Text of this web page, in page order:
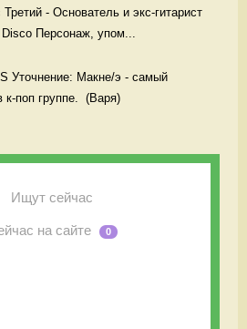
- Основатель и экс-гитарист
Персонаж, упом...
Уточнение: Макне/э - самый
Ищут сейчас
на сайте 0